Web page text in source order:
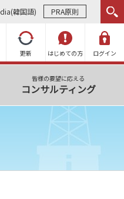
韓国語) PRA原則
更新 はじめての方 ログイン
皆様の要望に応える
コンサルティング